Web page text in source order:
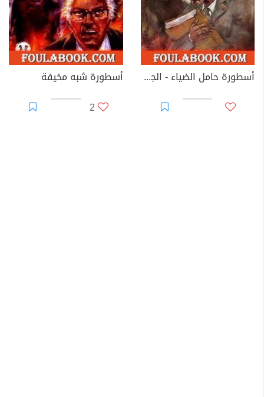
أسطورة حامل الضياء - الجزء الأول
أسطورة شبه مخيفة
2